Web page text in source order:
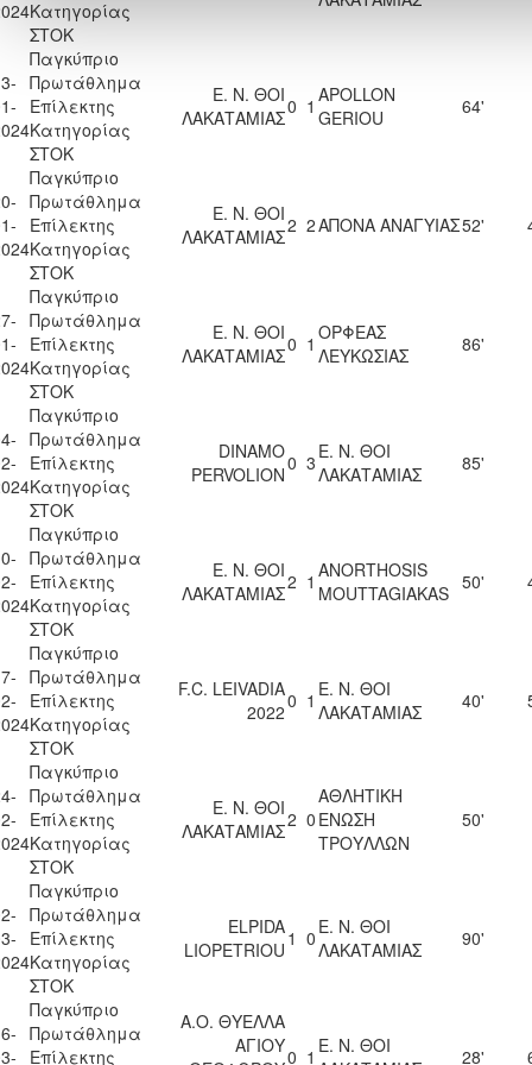
Κατηγορίας
ΣΤΟΚ
Παγκύπριο
Πρωτάθλημα
Επίλεκτης
Κατηγορίας
ΣΤΟΚ
Ε. Ν. ΘΟΙ
ΛΑΚΑΤΑΜΙΑΣ0 1 APOLLON
GERIOU
64'
Παγκύπριο
Πρωτάθλημα
Επίλεκτης
Κατηγορίας
ΣΤΟΚ
Ε. Ν. ΘΟΙ
ΛΑΚΑΤΑΜΙΑΣ2 2ΑΠΟΝΑ ΑΝΑΓΥΙΑΣ52'
Παγκύπριο
Πρωτάθλημα
Επίλεκτης
Κατηγορίας
ΣΤΟΚ
Ε. Ν. ΘΟΙ
ΛΑΚΑΤΑΜΙΑΣ0 1 ΟΡΦΕΑΣ
ΛΕΥΚΩΣΙΑΣ
86'
Παγκύπριο
Πρωτάθλημα
Επίλεκτης
Κατηγορίας
ΣΤΟΚ
DINAMO
PERVOLION0 3 Ε. Ν. ΘΟΙ
ΛΑΚΑΤΑΜΙΑΣ
85'
Παγκύπριο
Πρωτάθλημα
Επίλεκτης
Κατηγορίας
ΣΤΟΚ
Ε. Ν. ΘΟΙ
ΛΑΚΑΤΑΜΙΑΣ2 1 ANORTHOSIS
MOUTTAGIAKAS 50'
Παγκύπριο
Πρωτάθλημα
Επίλεκτης
Κατηγορίας
ΣΤΟΚ
F.C. LEIVADIA
20220 1 Ε. Ν. ΘΟΙ
ΛΑΚΑΤΑΜΙΑΣ
40'
Παγκύπριο
Πρωτάθλημα
Επίλεκτης
Κατηγορίας
ΣΤΟΚ
Ε. Ν. ΘΟΙ
ΛΑΚΑΤΑΜΙΑΣ2 0
ΑΘΛΗΤΙΚΗ
ΕΝΩΣΗ
ΤΡΟΥΛΛΩΝ
50'
Παγκύπριο
Πρωτάθλημα
Επίλεκτης
Κατηγορίας
ΣΤΟΚ
ELPIDA
LIOPETRIOU 1 0 Ε. Ν. ΘΟΙ
ΛΑΚΑΤΑΜΙΑΣ
90'
Παγκύπριο
Πρωτάθλημα
Επίλεκτης
Α.Ο. ΘΥΕΛΛΑ
ΑΓΙΟΥ0 1 Ε. Ν. ΘΟΙ
28'